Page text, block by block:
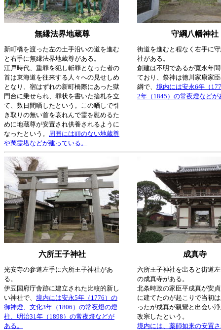
無縁法界地蔵尊 守綱八幡神社
新町橋を渡った左の土手沿いの道を進む
と右手に無縁法界地蔵尊がある。
江戸時代、重罪を犯し斬罪となった者の
首は東海道を往来する人々への見せしめ
となり、宿はずれの新町橋際にあった獄
門台に乗せられ、罪状を書いた捨札を立
て、数日間晒したという。この晒しで引
き取りの無い首を哀れんで霊を慰めるた
めに地蔵尊が安置され供養されるように
なったという。 周囲には頭のない地蔵尊
や萬霊塔などが建っている。
街道を進むと程なく右手に
社がある。
創建は不明であるが寛永年
ており、祭神は徳川家康家
綱で、 境内には安永6年（
2年（1845）の常夜燈などが
六所王子神社 成真寺
光安寺の参道左手に六所王子神社があ
る。
伊豆国府庁舎跡に建立された比較的新し
い神社で、 境内には安永5年（1776）の
御神燈、文化3年（1806）の常夜燈の燈
柱、明治31年（1898）の常夜燈などが
ある。
六所王子神社を出ると街道
の成真寺がある。
北条時政の家臣平成真が安
に建てたのが起こりで当初
ったが成真が親鸞と出会い
改宗したという。
境内には、薬師如来の安置